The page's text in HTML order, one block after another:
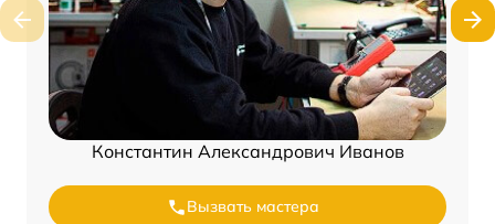
Константин Александрович Иванов
Вызвать мастера